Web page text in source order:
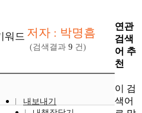
워드 저자 : 박명흠
(검색결과 9 건)
내보내기
연관
검색
어 추
천
이 검
색어